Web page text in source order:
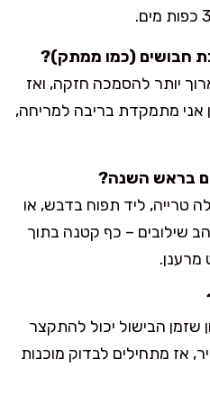
חבושים (כמו ממתק)?
יותר להסמכה חזקה, ואז
אני מתמקדת בריבה למריחה,
בראש השנה?
טרייה, ליד תפוח בדבש, או
שילובים – כף קטנה בתוך
מרענן.
שזמן הבישול יכול להתקצר
אז מתחילים לבדוק מוכנות